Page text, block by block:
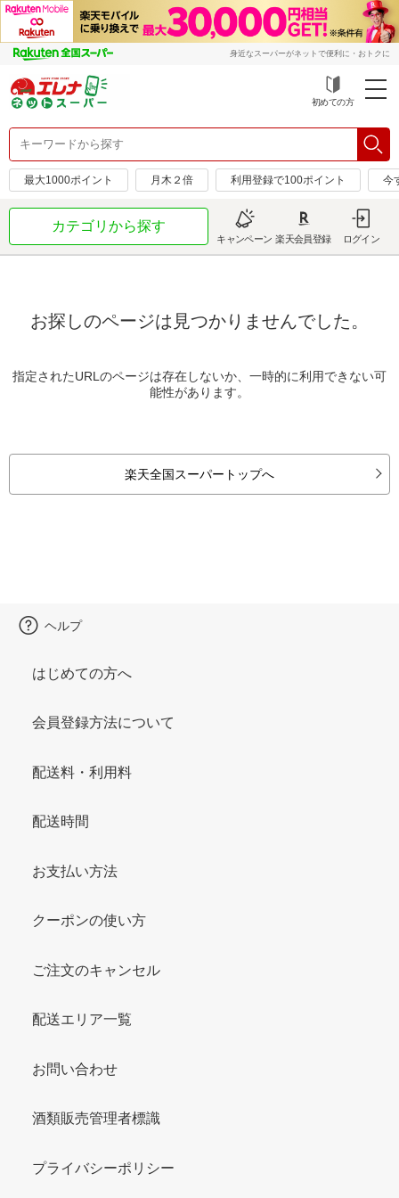
身近なスーパーがネットで便利に・おトクに
初めての方
最大1000ポイント 月木２倍 利用登録で100ポイント 今
カテゴリから探す
キャンペーン 楽天会員登録 ログイン
お探しのページは見つかりませんでした。
指定されたURLのページは存在しないか、一時的に利用できない可
能性があります。
楽天全国スーパートップへ
ヘルプ
はじめての方へ
会員登録方法について
配送料・利用料
配送時間
お支払い方法
クーポンの使い方
ご注文のキャンセル
配送エリア一覧
お問い合わせ
酒類販売管理者標識
プライバシーポリシー